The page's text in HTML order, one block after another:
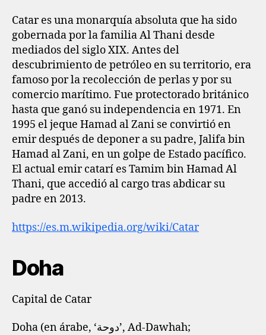
Catar es una monarquía absoluta que ha sido
gobernada por la familia Al Thani desde
mediados del siglo XIX. Antes del
descubrimiento de petróleo en su territorio, era
famoso por la recolección de perlas y por su
comercio marítimo. Fue protectorado británico
hasta que ganó su independencia en 1971. En
1995 el jeque Hamad al Zani se convirtió en
emir después de deponer a su padre, Jalifa bin
Hamad al Zani, en un golpe de Estado pacífico.​
El actual emir catarí es Tamim bin Hamad Al
Thani, que accedió al cargo tras abdicar su
padre en 2013.
https://es.m.wikipedia.org/wiki/Catar
Doha
Capital de Catar
Doha (en árabe, ‘دوحة’, Ad-Dawhah;